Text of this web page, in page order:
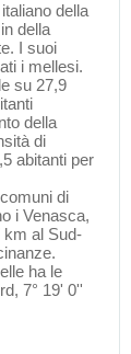
della
in della
. I suoi
i mellesi.
su 27,9
della
di
abitanti per
di
i Venasca,
km al Sud-
ha le
7° 19' 0''